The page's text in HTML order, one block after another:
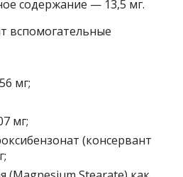
содержание — 13,5 мг.
вспомогательные
мг;
мг;
(консервант